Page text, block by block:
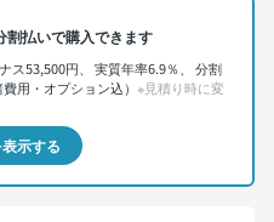
割払いで購入できます
ス53,500円、 実質年率6.9％、 分割
用・オプション込） ※見積り時に変
示する